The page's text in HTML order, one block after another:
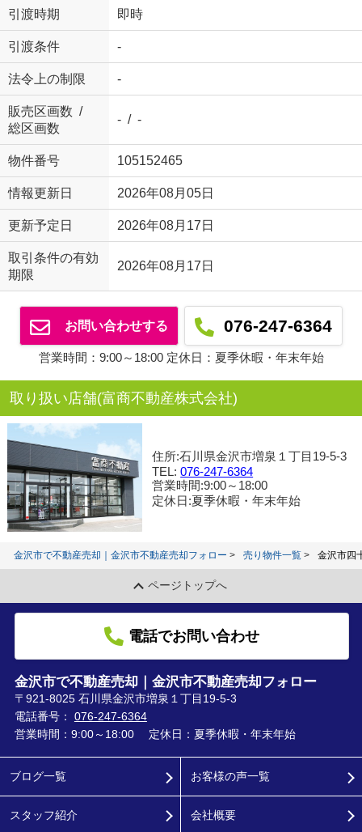
引渡時期 即時
引渡条件 -
法令上の制限 -
販売区画数 /
総区画数
- / -
物件番号 105152465
情報更新日 2026年08月05日
更新予定日 2026年08月17日
取引条件の有効
期限
2026年08月17日
お問い合わせする 076-247-6364
営業時間：9:00～18:00 定休日：夏季休暇・年末年始
取り扱い店舗(富商不動産株式会社)
住所:石川県金沢市増泉１丁目19-5-3
TEL:076-247-6364
営業時間:9:00～18:00
定休日:夏季休暇・年末年始
金沢市で不動産売却｜金沢市不動産売却フォロー 売り物件一覧 金沢市四
ページトップへ
電話でお問い合わせ
金沢市で不動産売却｜金沢市不動産売却フォロー
〒921-8025 石川県金沢市増泉１丁目19-5-3
電話番号： 076-247-6364
営業時間：9:00～18:00
定休日：夏季休暇・年末年始
ブログ一覧
スタッフ紹介
お客様の声一覧
会社概要